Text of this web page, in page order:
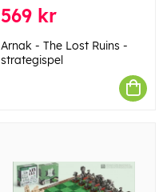
569 kr
Arnak - The Lost Ruins -
strategispel